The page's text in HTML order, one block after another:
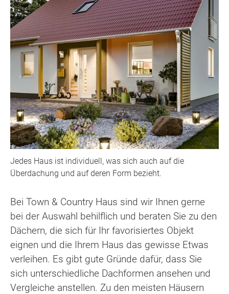
Jedes Haus ist individuell, was sich auch auf die
Überdachung und auf deren Form bezieht.
Bei Town & Country Haus sind wir Ihnen gerne
bei der Auswahl behilflich und beraten Sie zu den
Dächern, die sich für Ihr favorisiertes Objekt
eignen und die Ihrem Haus das gewisse Etwas
verleihen. Es gibt gute Gründe dafür, dass Sie
sich unterschiedliche Dachformen ansehen und
Vergleiche anstellen. Zu den meisten Häusern